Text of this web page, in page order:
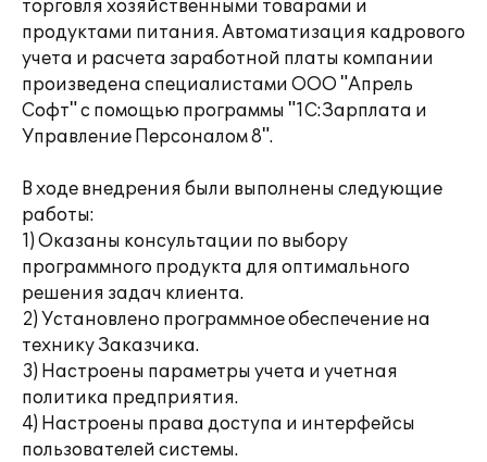
торговля хозяйственными товарами и
продуктами питания. Автоматизация кадрового
учета и расчета заработной платы компании
произведена специалистами ООО "Апрель
Софт" с помощью программы "1С:Зарплата и
Управление Персоналом 8".
В ходе внедрения были выполнены следующие
работы:
1) Оказаны консультации по выбору
программного продукта для оптимального
решения задач клиента.
2) Установлено программное обеспечение на
технику Заказчика.
3) Настроены параметры учета и учетная
политика предприятия.
4) Настроены права доступа и интерфейсы
пользователей системы.